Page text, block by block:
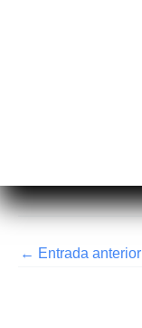
← Entrada anterior